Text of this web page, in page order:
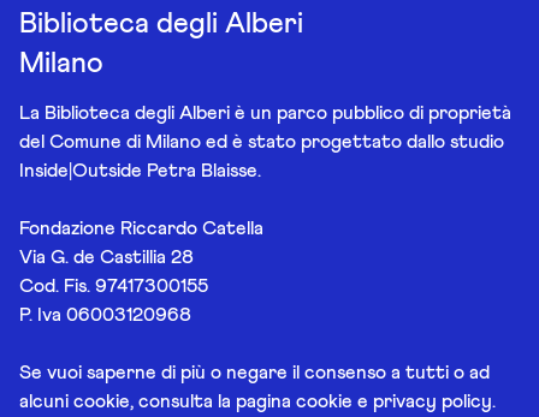
Biblioteca degli Alberi
Milano
La Biblioteca degli Alberi è un parco pubblico di proprietà
del Comune di Milano ed è stato progettato dallo studio
Inside|Outside Petra Blaisse.
Fondazione Riccardo Catella
Via G. de Castillia 28
Cod. Fis. 97417300155
P. Iva 06003120968
Se vuoi saperne di più o negare il consenso a tutti o ad
alcuni cookie, consulta la pagina cookie e privacy policy.